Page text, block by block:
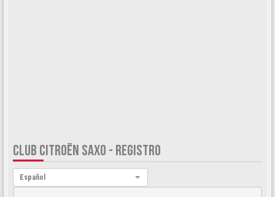
CLUB CITROËN SAXO - REGISTRO
Idioma:
Español